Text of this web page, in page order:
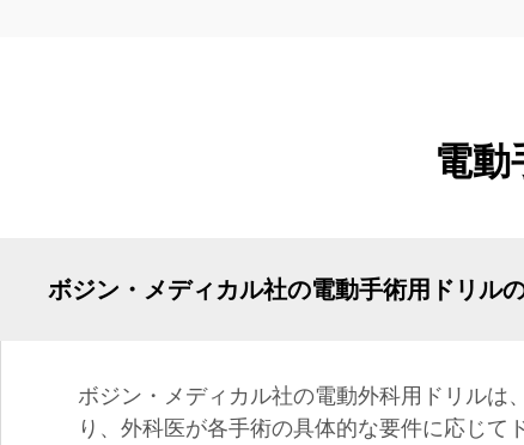
電
ボジン・メディカル社の電動手術用ドリル
ボジン・メディカル社の電動外科用ドリルは
り、外科医が各手術の具体的な要件に応じて